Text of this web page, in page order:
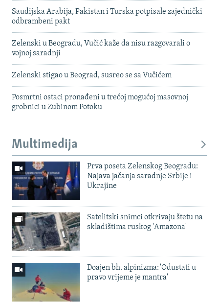
Saudijska Arabija, Pakistan i Turska potpisale zajednički
odbrambeni pakt
Zelenski u Beogradu, Vučić kaže da nisu razgovarali o
vojnoj saradnji
Zelenski stigao u Beograd, susreo se sa Vučićem
Posmrtni ostaci pronađeni u trećoj mogućoj masovnoj
grobnici u Zubinom Potoku
Multimedija
Prva poseta Zelenskog Beogradu:
Najava jačanja saradnje Srbije i
Ukrajine
Satelitski snimci otkrivaju štetu na
skladištima ruskog 'Amazona'
Doajen bh. alpinizma: 'Odustati u
pravo vrijeme je mantra'